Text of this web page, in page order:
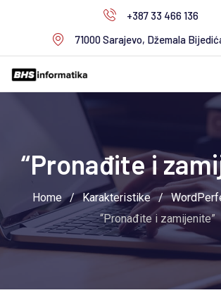
+387 33 466 136
71000 Sarajevo, Džemala
“Pronađite i
Home / Karakteristike /
“Pronađite i zamijenite”